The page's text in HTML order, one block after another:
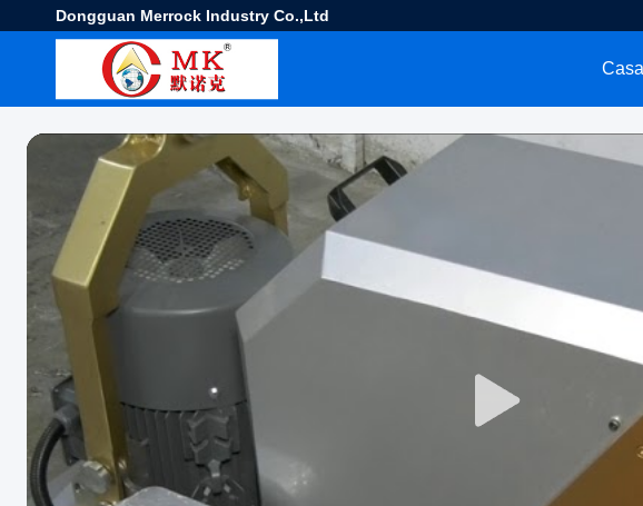
Dongguan Merrock Industry Co.,Ltd
Casa